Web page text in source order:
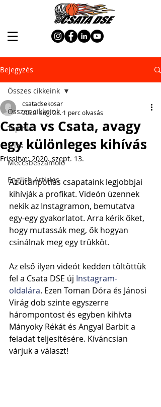
Bejegyzés
Összes cikkeink
Top hír
Friss
Meccsbeszámoló
English Articles
Összes cikkeink
Csata vs Csata, avagy
egy különleges kihívás
csatadsekosar
2020. aug. 28. 1 perc olvasás
Frissítve:2020. szept. 13.
Az utánpótlás csapataink legjobbjai
kihívják a profikat. Videón üzennek
nekik az Instagramon, bemutatva
egy-egy gyakorlatot. Arra kérik őket,
hogy mutassák meg, ők hogyan
csinálnak meg egy trükköt.
Az első ilyen videót kedden töltöttük
fel a Csata DSE új Instagram-
oldalára. Ezen Toman Dóra és Jánosi
Virág dob szinte egyszerre
hárompontost és egyben kihívta
Mányoky Rékát és Angyal Barbit a
feladat teljesítésére. Kíváncsian
várjuk a választ!